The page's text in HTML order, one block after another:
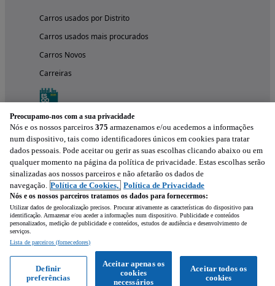
Carros usados por Distrito
Carros usados mais procurados
Carros Novos
Carreiras
Experimenta a aplicação
Preocupamo-nos com a sua privacidade
Nós e os nossos parceiros 375 armazenamos e/ou acedemos a informações
num dispositivo, tais como identificadores únicos em cookies para tratar
dados pessoais. Pode aceitar ou gerir as suas escolhas clicando abaixo ou em
qualquer momento na página da política de privacidade. Estas escolhas serão
sinalizadas aos nossos parceiros e não afetarão os dados de
navegação. Política de Cookies, Política de Privacidade
Nós e os nossos parceiros tratamos os dados para fornecermos:
Utilizar dados de geolocalização precisos. Procurar ativamente as características do dispositivo para
identificação. Armazenar e/ou aceder a informações num dispositivo. Publicidade e conteúdos
personalizados, medição de publicidade e conteúdos, estudos de audiência e desenvolvimento de
serviços.
Lista de parceiros (fornecedores)
Aceitar todos os
cookies
Aceitar apenas os
cookies
necessários
Definir
preferências